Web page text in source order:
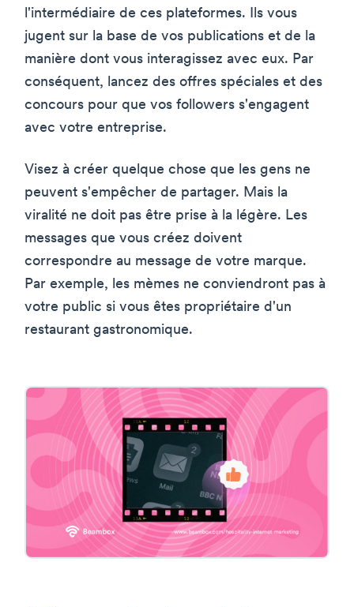
l'intermédiaire de ces plateformes. Ils vous
jugent sur la base de vos publications et de la
manière dont vous interagissez avec eux. Par
conséquent, lancez des offres spéciales et des
concours pour que vos followers s'engagent
avec votre entreprise.
Visez à créer quelque chose que les gens ne
peuvent s'empêcher de partager. Mais la
viralité ne doit pas être prise à la légère. Les
messages que vous créez doivent
correspondre au message de votre marque.
Par exemple, les mèmes ne conviendront pas à
votre public si vous êtes propriétaire d'un
restaurant gastronomique.